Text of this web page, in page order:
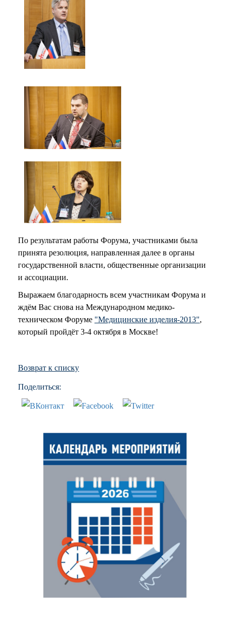
По результатам работы Форума, участниками была
принята резолюция, направленная далее в органы
государственной власти, общественные организации
и ассоциации.
Выражаем благодарность всем участникам Форума и
ждём Вас снова на Международном медико-
техническом Форуме "Медицинские изделия-2013",
который пройдёт 3-4 октября в Москве!
Возврат к списку
Поделиться: